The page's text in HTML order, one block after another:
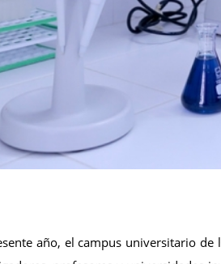
año, el campus universitario